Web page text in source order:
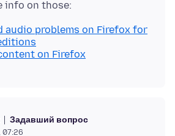
audio problems on Firefox for
on Firefox
Задавший вопрос
07:26